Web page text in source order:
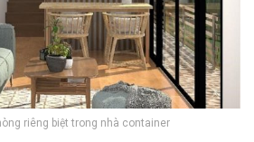
riêng biệt trong nhà container